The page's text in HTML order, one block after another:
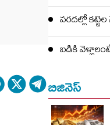
వరదల్లో
బడికి
బిజినెస్